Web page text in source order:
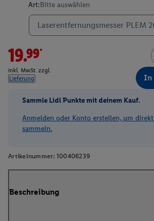
Art:Bitte auswählen
Laserentfernungsmesser PLEM
19.99*
inkl. MwSt. zzgl.
Lieferung
In
Sammle Lidl Punkte mit deinem Kauf.
Anmelden oder Konto erstellen, um
sammeln.
Artikelnummer: 100406239
Beschreibung